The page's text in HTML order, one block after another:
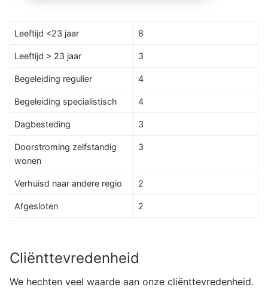
Leeftijd <23 jaar 8
Leeftijd > 23 jaar 3
Begeleiding regulier 4
Begeleiding specialistisch 4
Dagbesteding 3
Doorstroming zelfstandig
wonen
3
Verhuisd naar andere regio 2
Afgesloten 2
Cliënttevredenheid
We hechten veel waarde aan onze cliënttevredenheid.